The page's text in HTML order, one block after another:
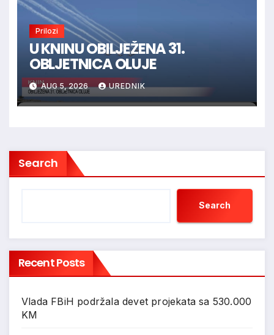
Prilozi
U KNINU OBILJEŽENA 31.
OBLJETNICA OLUJE
AUG 5, 2026 UREDNIK
Search
Search
Recent Posts
Vlada FBiH podržala devet projekata sa 530.000
KM